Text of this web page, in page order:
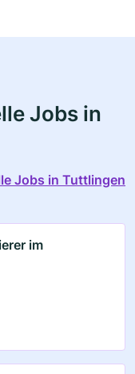
Jobs in
Jobs in Tuttlingen
im